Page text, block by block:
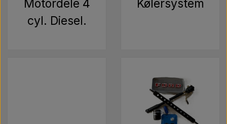
Værksted/ Værktøj
Motordele 4
cyl. Diesel.
Kølersystem